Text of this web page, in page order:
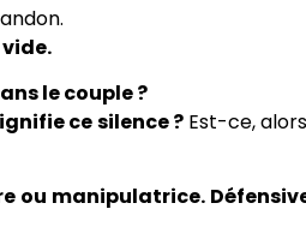
le couple ?
ce silence ?Est-ce,
ou manipulatrice.